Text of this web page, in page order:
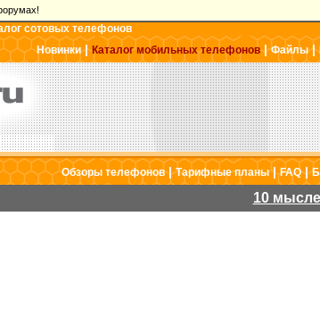
сотовых телефонов
Новинки|Каталог мобильных телефонов|Файлы|
Обзоры телефонов|Тарифные планы|FAQ|
10